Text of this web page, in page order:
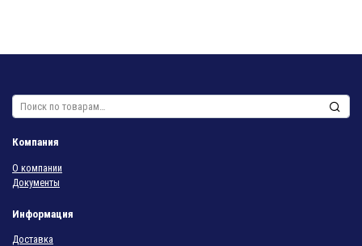
Искать:
Компания
О компании
Документы
Информация
Доставка